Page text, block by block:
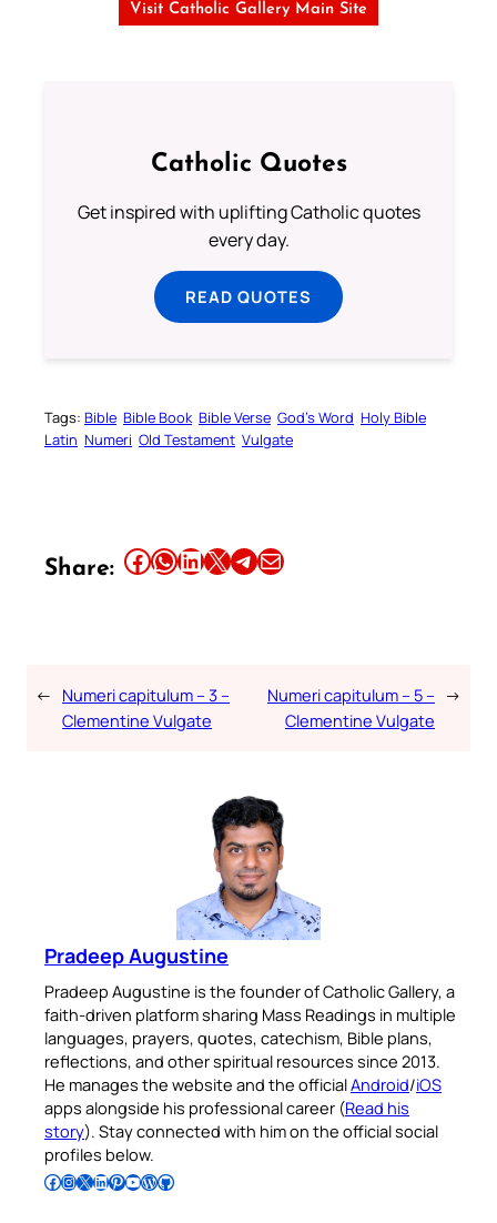
Visit Catholic Gallery Main Site
Catholic Quotes
Get inspired with uplifting Catholic quotes
every day.
READ QUOTES
Tags: Bible Bible Book Bible Verse God’s Word Holy Bible
Latin Numeri Old Testament Vulgate
Share: Share this article on Facebook Share this article on WhatsApp Share this article on LinkedIn Share this article on X Share this article on TelegramEmail this Article
← Numeri capitulum – 3 –
Clementine Vulgate
Numeri capitulum – 5 –
Clementine Vulgate
→
Pradeep Augustine
Pradeep Augustine is the founder of Catholic Gallery, a
faith-driven platform sharing Mass Readings in multiple
languages, prayers, quotes, catechism, Bible plans,
reflections, and other spiritual resources since 2013.
He manages the website and the officialAndroid/iOS
apps alongside his professional career (Read his
story). Stay connected with him on the official social
profiles below.
Follow Pradeep on Facebook Follow Pradeep on InstagramFollow Pradeep on X Follow Pradeep on LinkedIn Follow Pradeep on Pinterest Subscribe to Pradeep’s Youtube Channel Follow Pradeep on WordPress Follow Pradeep on GitHub